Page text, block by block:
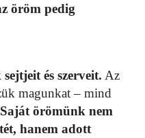
öröm pedig
és szerveit. Az
magunkat – mind
Saját örömünk nem
hanem adott